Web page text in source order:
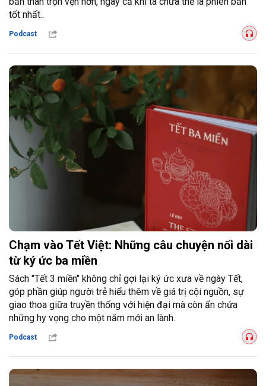
tốt nhất..
Podcast
Chạm vào Tết Việt: Những câu chuyện nối dài
từ ký ức ba miền
Sách "Tết 3 miền" không chỉ gợi lại ký ức xưa về ngày Tết,
góp phần giúp người trẻ hiểu thêm về giá trị cội nguồn, sự
giao thoa giữa truyền thống với hiện đại mà còn ẩn chứa
những hy vọng cho một năm mới an lành.
Podcast